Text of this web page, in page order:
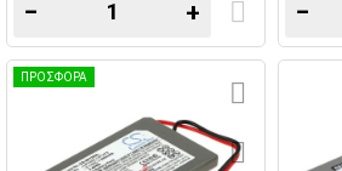
− + −
ΠΡΟΣΦΟΡΑ